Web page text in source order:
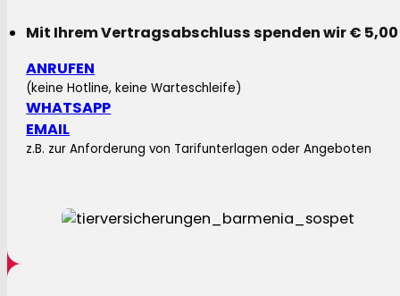
Mit Ihrem Vertragsabschluss spenden wir €
ANRUFEN
(keine Hotline, keine Warteschleife)
WHATSAPP
EMAIL
z.B. zur Anforderung von Tarifunterlagen oder Angeboten